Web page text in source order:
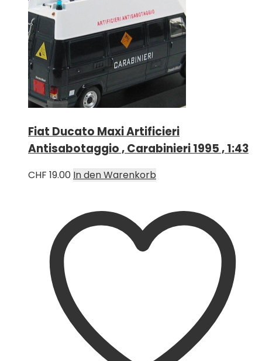
Fiat Ducato Maxi Artificieri
Antisabotaggio , Carabinieri 1995 , 1:43
CHF 19.00 In den Warenkorb